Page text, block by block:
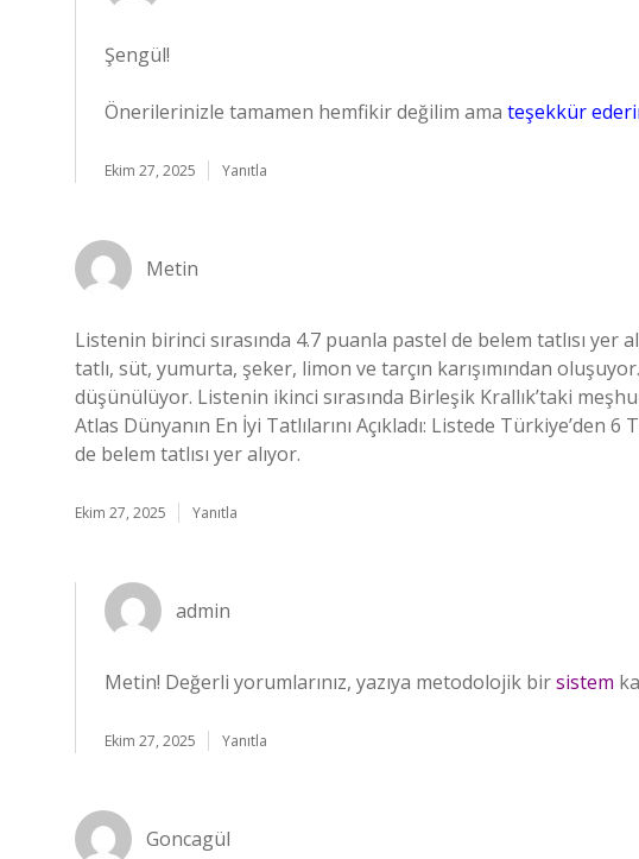
Şengül!
Önerilerinizle tamamen hemfikir değilim ama teşekkür
Ekim 27, 2025 Yanıtla
Metin
Listenin birinci sırasında 4.7 puanla pastel de belem tatlısı yer
tatlı, süt, yumurta, şeker, limon ve tarçın karışımından
düşünülüyor. Listenin ikinci sırasında Birleşik Krallık’taki
Atlas Dünyanın En İyi Tatlılarını Açıkladı: Listede Türkiye’den
de belem tatlısı yer alıyor.
Ekim 27, 2025 Yanıtla
admin
Metin! Değerli yorumlarınız, yazıya metodolojik birsistem
Ekim 27, 2025 Yanıtla
Goncagül